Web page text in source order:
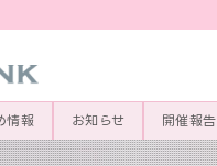
情報 お知らせ 開催報告